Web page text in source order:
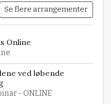
Se flere arrangementer
Online
ved løbende
- ONLINE